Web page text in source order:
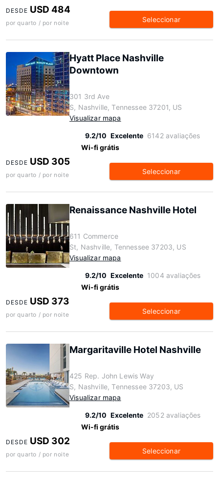
DESDE USD 484
por quarto / por noite Seleccionar
Hyatt Place Nashville
Downtown
301 3rd Ave
S, Nashville, Tennessee 37201, US
Visualizar mapa
9.2/10 Excelente 6142 avaliações
Wi-fi grátis
DESDE USD 305
por quarto / por noite Seleccionar
Renaissance Nashville Hotel
611 Commerce
St, Nashville, Tennessee 37203, US
Visualizar mapa
9.2/10 Excelente 1004 avaliações
Wi-fi grátis
DESDE USD 373
por quarto / por noite Seleccionar
Margaritaville Hotel Nashville
425 Rep. John Lewis Way
S, Nashville, Tennessee 37203, US
Visualizar mapa
9.2/10 Excelente 2052 avaliações
Wi-fi grátis
DESDE USD 302
por quarto / por noite Seleccionar